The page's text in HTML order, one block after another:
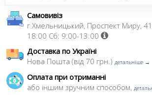
Самовивіз
г.Хмельницький, Проспект Миру,
18:00 Сб: 9:00-13:00
Доставка по Україні
Нова Пошта (від 70 грн.) детальніше →
Оплата при отриманні
або іншим зручним способом,